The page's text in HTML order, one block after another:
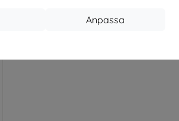
Anpassa